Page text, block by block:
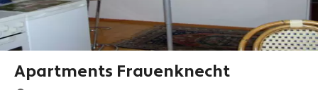
Apartments Frauenknecht